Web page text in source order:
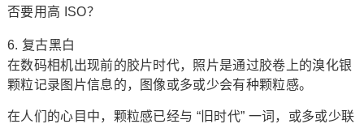
否要用高 ISO？
6. 复古黑白
在数码相机出现前的胶片时代，照片是通过胶卷上的溴化银
颗粒记录图片信息的，图像或多或少会有种颗粒感。
在人们的心目中，颗粒感已经与 “旧时代” 一词，或多或少联